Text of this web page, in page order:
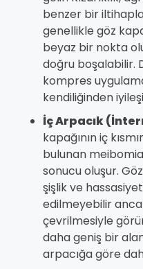
benzer bir
genellikle göz
beyaz bir nokta
doğru boşalabilir.
kompres
kendiliğinden
İç Arpacık
kapağının iç
bulunan
sonucu oluşur.
şişlik ve
edilmeyebilir
çevrilmesiyle
daha geniş bir
arpacığa göre